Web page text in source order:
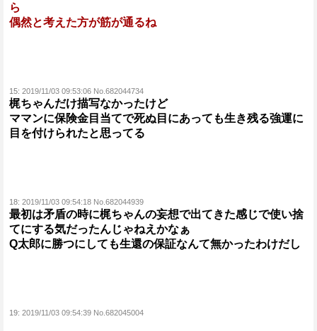
ら
偶然と考えた方が筋が通るね
15: 2019/11/03 09:53:06 No.682044734
梶ちゃんだけ描写なかったけど
ママンに保険金目当てで死ぬ目にあっても生き残る強運に
目を付けられたと思ってる
18: 2019/11/03 09:54:18 No.682044939
最初は矛盾の時に梶ちゃんの妄想で出てきた感じで使い捨
てにする気だったんじゃねえかなぁ
Q太郎に勝つにしても生還の保証なんて無かったわけだし
19: 2019/11/03 09:54:39 No.682045004